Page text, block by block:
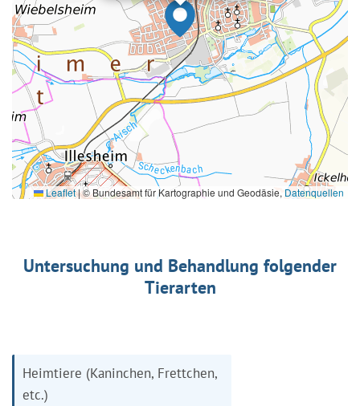
Leaflet|© Bundesamt für Kartographie und Geodäsie, Datenquellen
Untersuchung und Behandlung folgender
Tierarten
Heimtiere (Kaninchen, Frettchen,
etc.)